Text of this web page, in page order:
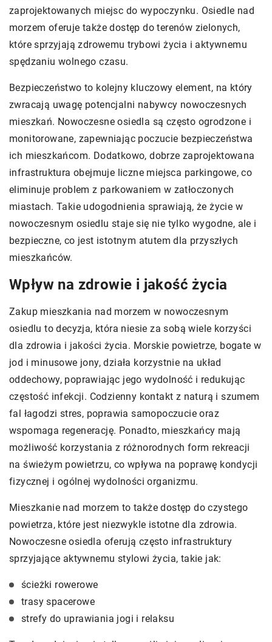
zaprojektowanych miejsc do wypoczynku. Osiedle nad
morzem oferuje także dostęp do terenów zielonych,
które sprzyjają zdrowemu trybowi życia i aktywnemu
spędzaniu wolnego czasu.
Bezpieczeństwo to kolejny kluczowy element, na który
zwracają uwagę potencjalni nabywcy nowoczesnych
mieszkań. Nowoczesne osiedla są często ogrodzone i
monitorowane, zapewniając poczucie bezpieczeństwa
ich mieszkańcom. Dodatkowo, dobrze zaprojektowana
infrastruktura obejmuje liczne miejsca parkingowe, co
eliminuje problem z parkowaniem w zatłoczonych
miastach. Takie udogodnienia sprawiają, że życie w
nowoczesnym osiedlu staje się nie tylko wygodne, ale i
bezpieczne, co jest istotnym atutem dla przyszłych
mieszkańców.
Wpływ na zdrowie i jakość życia
Zakup mieszkania nad morzem w nowoczesnym
osiedlu to decyzja, która niesie za sobą wiele korzyści
dla zdrowia i jakości życia. Morskie powietrze, bogate w
jod i minusowe jony, działa korzystnie na układ
oddechowy, poprawiając jego wydolność i redukując
częstość infekcji. Codzienny kontakt z naturą i szumem
fal łagodzi stres, poprawia samopoczucie oraz
wspomaga regenerację. Ponadto, mieszkańcy mają
możliwość korzystania z różnorodnych form rekreacji
na świeżym powietrzu, co wpływa na poprawę kondycji
fizycznej i ogólnej wydolności organizmu.
Mieszkanie nad morzem to także dostęp do czystego
powietrza, które jest niezwykle istotne dla zdrowia.
Nowoczesne osiedla oferują często infrastruktury
sprzyjające aktywnemu stylowi życia, takie jak:
ścieżki rowerowe
trasy spacerowe
strefy do uprawiania jogi i relaksu